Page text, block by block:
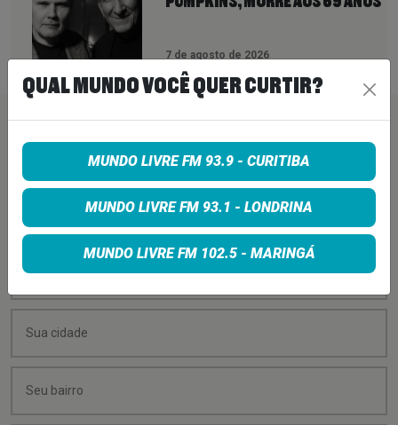
7 de agosto de 2026
PEÇA SUA MÚSICA
Quer sugerir uma música para rolar na minha
programação? É só preencher os campos abaixo:
QUAL MUNDO VOCÊ QUER CURTIR?
MUNDO LIVRE FM 93.9 - CURITIBA
MUNDO LIVRE FM 93.1 - LONDRINA
MUNDO LIVRE FM 102.5 - MARINGÁ